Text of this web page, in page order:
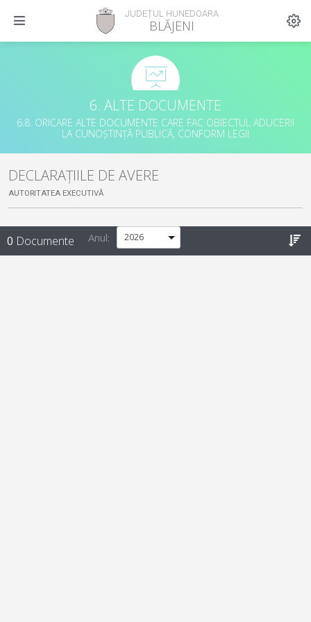
JUDEȚUL HUNEDOARA
BLĂJENI
6. ALTE DOCUMENTE
6.8. ORICARE ALTE DOCUMENTE CARE FAC OBIECTUL ADUCERII
LA CUNOȘTINȚĂ PUBLICĂ, CONFORM LEGII
DECLARAȚIILE DE AVERE
AUTORITATEA EXECUTIVĂ
0 Documente Anul: